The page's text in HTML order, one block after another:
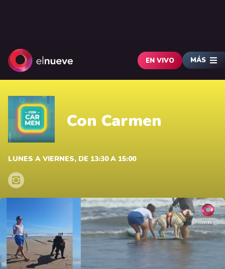
EN VIVO MÁS
Con Carmen
LUNES A VIERNES, DE 13:30 A 15:00